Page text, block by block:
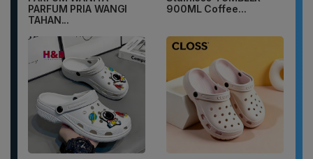
PARFUM PRIA WANGI
TAHAN...
900ML Coffee...